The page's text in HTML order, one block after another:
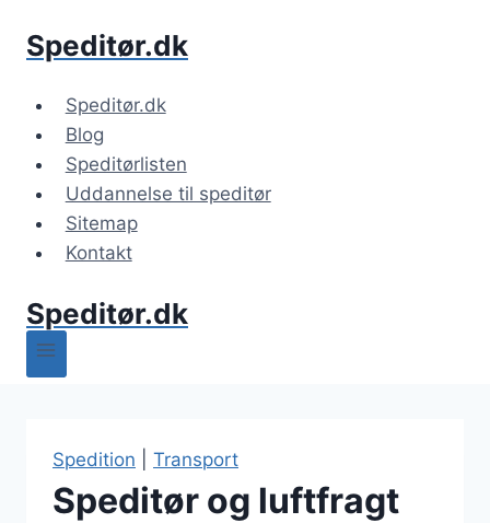
Speditør.dk
Speditør.dk
Blog
Speditørlisten
Uddannelse til speditør
Sitemap
Kontakt
Speditør.dk
Spedition Transport
Speditør og luftfragt